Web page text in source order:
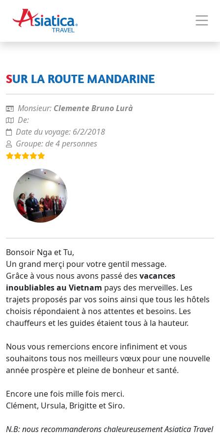
SUR LA ROUTE MANDARINE
Monsieur: Clemente Bruno Lurà
De:
Date du voyage: 6/2/2018
Groupe:de 4 personnes
Bonsoir Nga et Tu,
Un grand merçi pour votre gentil message.
Grâce à vous nous avons passé des vacances
inoubliables au Vietnam pays des merveilles. Les
trajets proposés par vos soins ainsi que tous les hôtels
choisis répondaient à nos attentes et besoins. Les
chauffeurs et les guides étaient tous à la hauteur.
Nous vous remercions encore infiniment et vous
souhaitons tous nos meilleurs vœux pour une nouvelle
année prospère et pleine de bonheur et santé.
Encore une fois mille fois merci.
Clément, Ursula, Brigitte et Siro.
N.B: nous recommanderons chaleureusement Asiatica Travel